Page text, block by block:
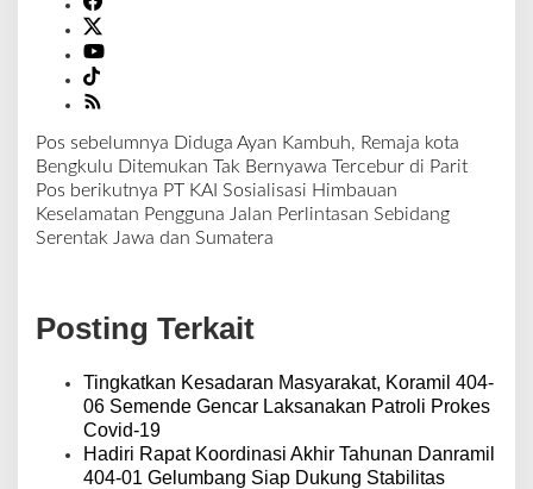
N
a
v
i
s
i
Pos sebelumnya Diduga Ayan Kambuh, Remaja kota
Bengkulu Ditemukan Tak Bernyawa Tercebur di Parit
Pos berikutnya PT KAI Sosialisasi Himbauan
Keselamatan Pengguna Jalan Perlintasan Sebidang
Serentak Jawa dan Sumatera
Posting Terkait
Tingkatkan Kesadaran Masyarakat, Koramil 404-
06 Semende Gencar Laksanakan Patroli Prokes
Covid-19
Hadiri Rapat Koordinasi Akhir Tahunan Danramil
404-01 Gelumbang Siap Dukung Stabilitas